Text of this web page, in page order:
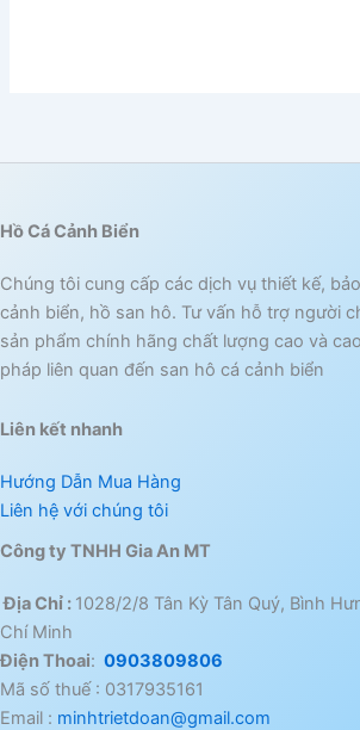
Hồ Cá Cảnh Biển
Chúng tôi cung cấp các dịch vụ thiết kế,
cảnh biển, hồ san hô. Tư vấn hỗ trợ người
sản phẩm chính hãng chất lượng cao và
pháp liên quan đến san hô cá cảnh biển
Liên kết nhanh
Hướng Dẫn Mua Hàng
Liên hệ với chúng tôi
Công ty TNHH Gia An MT
Địa Chỉ : 1028/2/8 Tân Kỳ Tân Quý, Bình
Chí Minh
Điện Thoai: 0903809806
Mã số thuế : 0317935161
Email : minhtrietdoan@gmail.com